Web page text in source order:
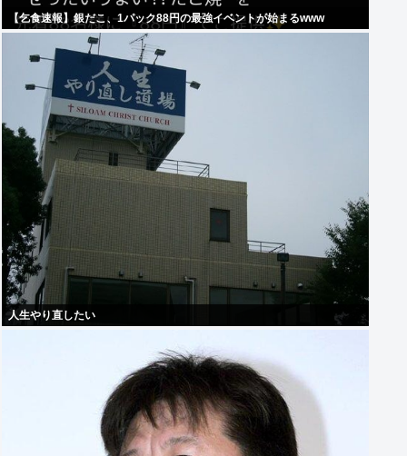
【乞食速報】銀だこ、1パック88円の最強イベントが始まるwww
人生やり直したい